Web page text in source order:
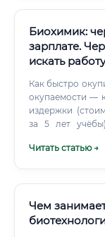
биосенсоров на
Биохимик:
зарплате.
искать
Как быстро
окупаемости —
издержки
за 5 лет
Читать статью →
Чем